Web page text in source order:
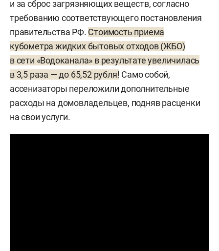
и за сброс загрязняющих веществ, согласно
требованию соответствующего постановления
правительства РФ. Стоимость приема
кубометра жидких бытовых отходов (ЖБО)
в сети «Водоканала» в результате увеличилась
в 3,5 раза — до 65,52 рубля! Само собой,
ассенизаторы переложили дополнительные
расходы на домовладельцев, подняв расценки
на свои услуги.